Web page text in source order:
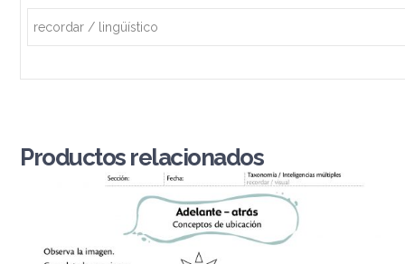
recordar / lingüístico
Productos relacionados